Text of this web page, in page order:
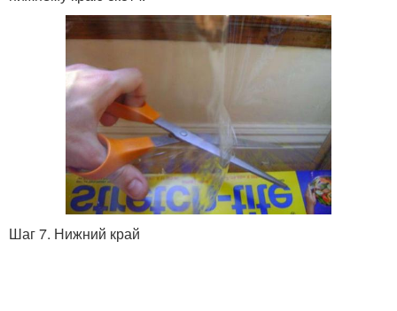
Шаг 7. Нижний край